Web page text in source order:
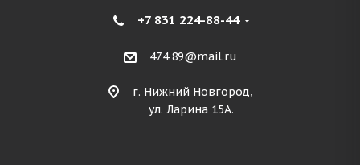
+7 831 224-88-44
474.89@mail.ru
г. Нижний Новгород,
ул. Ларина 15А.